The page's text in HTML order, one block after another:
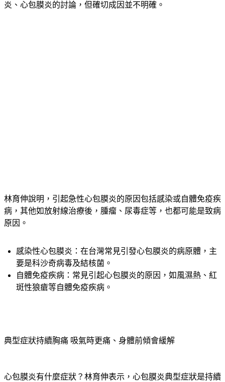
炎、心包膜炎的討論，但確切成因並不明確。
林育伸說明，引起急性心包膜炎的原因包括感染或自體免疫疾
病，其他如放射線治療後，腫瘤、尿毒症等，也都可能是致病
原因。
感染性心包膜炎：在台灣常見引發心包膜炎的病原體，主
要是科沙奇病毒及結核菌。
自體免疫疾病：常見引起心包膜炎的原因，如風濕熱、紅
斑性狼瘡等自體免疫疾病。
典型症狀持續胸痛 吸氣時更痛、身體前傾會緩解
心包膜炎有什麼症狀？林育伸表示，心包膜炎典型症狀是持續